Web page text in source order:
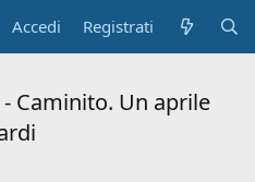
Accedi Registrati
Caminito. Un aprile